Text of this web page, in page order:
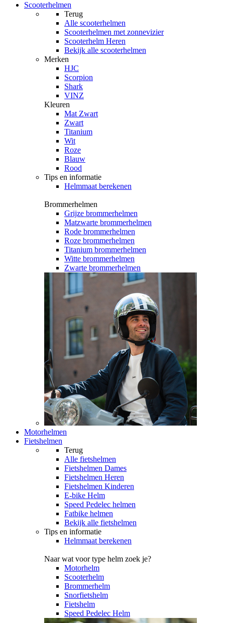
Scooterhelmen
Terug
Alle scooterhelmen
Scooterhelmen met zonnevizier
Scooterhelm Heren
Bekijk alle scooterhelmen
Merken
HJC
Scorpion
Shark
VINZ
Kleuren
Mat Zwart
Zwart
Titanium
Wit
Roze
Blauw
Rood
Tips en informatie
Helmmaat berekenen
Brommerhelmen
Grijze brommerhelmen
Matzwarte brommerhelmen
Rode brommerhelmen
Roze brommerhelmen
Titanium brommerhelmen
Witte brommerhelmen
Zwarte brommerhelmen
Motorhelmen
Fietshelmen
Terug
Alle fietshelmen
Fietshelmen Dames
Fietshelmen Heren
Fietshelmen Kinderen
E-bike Helm
Speed Pedelec helmen
Fatbike helmen
Bekijk alle fietshelmen
Tips en informatie
Helmmaat berekenen
Naar wat voor type helm zoek je?
Motorhelm
Scooterhelm
Brommerhelm
Snorfietshelm
Fietshelm
Speed Pedelec Helm